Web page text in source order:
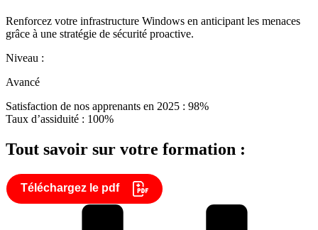
Renforcez votre infrastructure Windows en anticipant les menaces
grâce à une stratégie de sécurité proactive.
Niveau :
Avancé
Satisfaction de nos apprenants en 2025 : 98%
Taux d’assiduité : 100%
Tout savoir sur votre formation :
Téléchargez le pdf